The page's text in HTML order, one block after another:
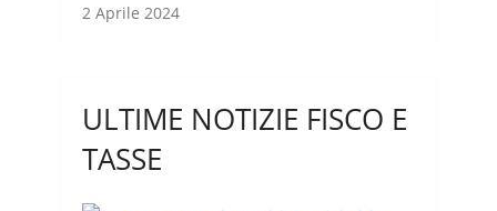
2 Aprile 2024
ULTIME NOTIZIE FISCO E
TASSE